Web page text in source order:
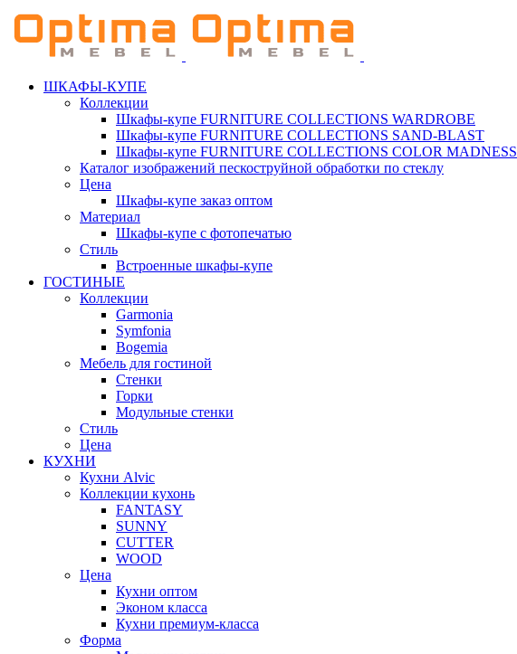
ШКАФЫ-КУПЕ
Коллекции
Шкафы-купе FURNITURE COLLECTIONS WARDROBE
Шкафы-купе FURNITURE COLLECTIONS SAND-BLAST
Шкафы-купе FURNITURE COLLECTIONS COLOR MADNESS
Каталог изображений пескоструйной обработки по стеклу
Цена
Шкафы-купе заказ оптом
Материал
Шкафы-купе с фотопечатью
Стиль
Встроенные шкафы-купе
ГОСТИНЫЕ
Коллекции
Garmonia
Symfonia
Bogemia
Мебель для гостиной
Стенки
Горки
Модульные стенки
Стиль
Цена
КУХНИ
Кухни Alvic
Коллекции кухонь
FANTASY
SUNNY
CUTTER
WOOD
Цена
Кухни оптом
Эконом класса
Кухни премиум-класса
Форма